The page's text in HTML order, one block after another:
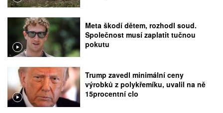
Meta škodí dětem, rozhodl soud.
Společnost musí zaplatit tučnou
pokutu
Trump zavedl minimální ceny
výrobků z polykřemíku, uvalil na ně
15procentní clo